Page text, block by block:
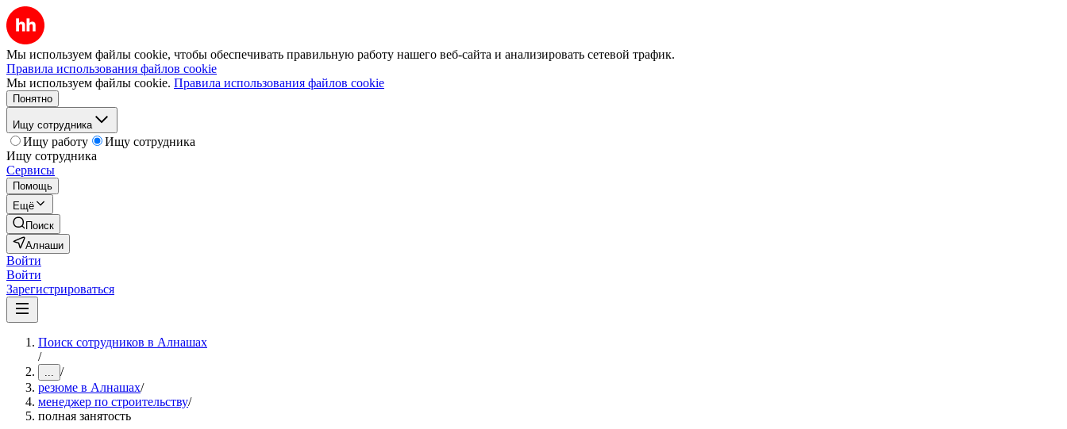
Мы используем файлы cookie, чтобы обеспечивать правильную работу нашего веб-сайта и анализировать сетевой трафик.
Правила использования файлов cookie
Мы используем файлы cookie. Правила использования файлов cookie
Понятно
Ищу сотрудника
Ищу работу
Ищу сотрудника
Ищу сотрудника
Сервисы
Помощь
Ещё
Поиск
Алнаши
Войти
Войти
Зарегистрироваться
Поиск сотрудников в Алнашах
/
... /
резюме в Алнашах/
менеджер по строительству/
полная занятость